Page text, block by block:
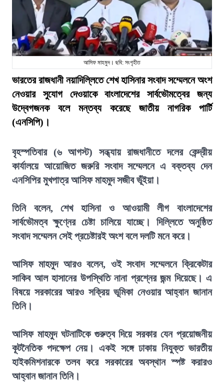
আসিফ মাহমুদ। ছবি: সংগৃহীত
ভারতের রাজধানী নয়াদিল্লিতে শেখ হাসিনার সংবাদ সম্মেলনে অংশ
নেওয়ার সুযোগ দেওয়াকে বাংলাদেশের সার্বভৌমত্বের জন্য
উদ্বেগজনক বলে মন্তব্য করেছে জাতীয় নাগরিক পার্টি
(এনসিপি)।
বৃহস্পতিবার (৬ আগস্ট) সন্ধ্যায় রাজধানীতে দলের কেন্দ্রীয়
কার্যালয়ে আয়োজিত জরুরি সংবাদ সম্মেলনে এ বক্তব্য দেন
এনসিপির মুখপাত্র আসিফ মাহমুদ সজীব ভূঁইয়া।
তিনি বলেন, শেখ হাসিনা ও আওয়ামী লীগ বাংলাদেশের
সার্বভৌমত্ব ক্ষুণ্নের চেষ্টা চালিয়ে যাচ্ছে। দিল্লিতে অনুষ্ঠিত
সংবাদ সম্মেলন সেই প্রচেষ্টারই অংশ বলে দলটি মনে করে।
আসিফ মাহমুদ আরও বলেন, ওই সংবাদ সম্মেলনে ক্রিকেটার
সাকিব আল হাসানের উপস্থিতি নানা প্রশ্নের জন্ম দিয়েছে। এ
বিষয়ে সরকারের আরও সক্রিয় ভূমিকা নেওয়ার আহ্বান জানান
তিনি।
আসিফ মাহমুদ ঘটনাটিকে গুরুত্ব দিয়ে সরকার যেন প্রয়োজনীয়
কূটনৈতিক পদক্ষেপ নেয়। একই সঙ্গে ঢাকায় নিযুক্ত ভারতীয়
হাইকমিশনারকে তলব করে সরকারের অবস্থান স্পষ্ট করারও
আহ্বান জানান তিনি।